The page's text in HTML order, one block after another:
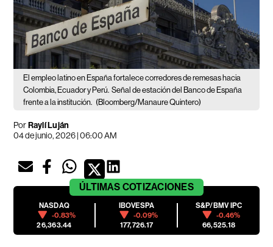
El empleo latino en España fortalece corredores de remesas hacia
Colombia, Ecuador y Perú. Señal de estación del Banco de España
frente a la institución. (Bloomberg/Manaure Quintero)
PorRaylí Luján
04 de junio, 2026 | 06:00 AM
ÚLTIMAS COTIZACIONES
NASDAQ
-0.83%
26,363.44
IBOVESPA
-0.09%
177,726.17
S&P/BMV IPC
-0.46%
66,525.18